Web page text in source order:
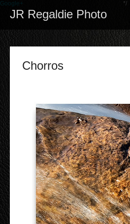
Google+
JR Regaldie Photo
*/
Chorros